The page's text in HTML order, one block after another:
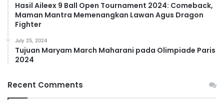
Hasil Aileex 9 Ball Open Tournament 2024: Comeback,
Maman Mantra Memenangkan Lawan Agus Dragon
Fighter
July 25, 2024
Tujuan Maryam March Maharani pada Olimpiade Paris
2024
Recent Comments